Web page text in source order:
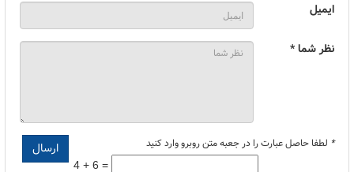
ایمیل
نظر شما *
* لطفا حاصل عبارت را در جعبه متن روبرو وارد کنید
4 + 6 =